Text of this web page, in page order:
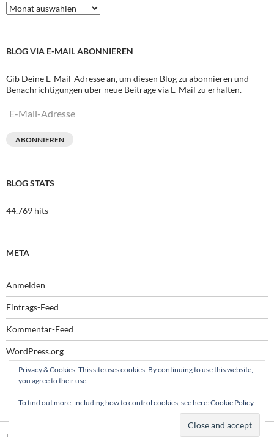
Archive
BLOG VIA E-MAIL ABONNIEREN
Gib Deine E-Mail-Adresse an, um diesen Blog zu abonnieren und
Benachrichtigungen über neue Beiträge via E-Mail zu erhalten.
E-
ABONNIEREN
BLOG STATS
44.769 hits
META
Anmelden
Eintrags-Feed
Kommentar-Feed
WordPress.org
Privacy & Cookies: This site uses cookies. By continuing to use this website,
you agree to their use.
To find out more, including how to control cookies, see here:Cookie Policy